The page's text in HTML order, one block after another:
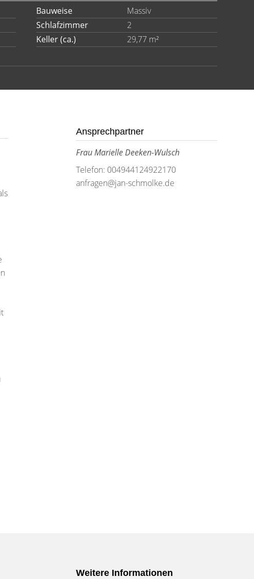
Bauweise
Massiv
Schlafzimmer
2
Keller (ca.)
29,77 m²
Ansprechpartner
Frau Marielle Deeken-Wulsch
Telefon: 004944124922170
anfragen@jan-schmolke.de
Weitere Informationen